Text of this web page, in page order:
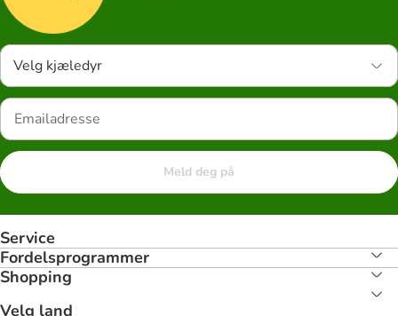
Velg kjæledyr
Meld deg på
Service
Fordelsprogrammer
Shopping
Velg land